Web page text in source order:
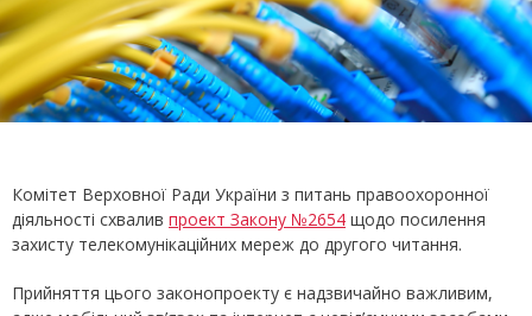
Комітет Верховної Ради України з питань правоохоронної
діяльності схвалив проект Закону №2654 щодо посилення
захисту телекомунікаційних мереж до другого читання.
Прийняття цього законопроекту є надзвичайно важливим,